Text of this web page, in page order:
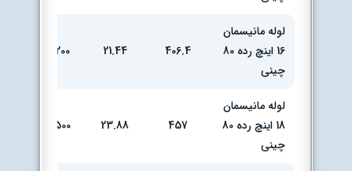
لوله مانیسمان
16 اینچ رده 80
چینی
406.4
21.44
1200
لوله مانیسمان
18 اینچ رده 80
چینی
457
23.88
1500